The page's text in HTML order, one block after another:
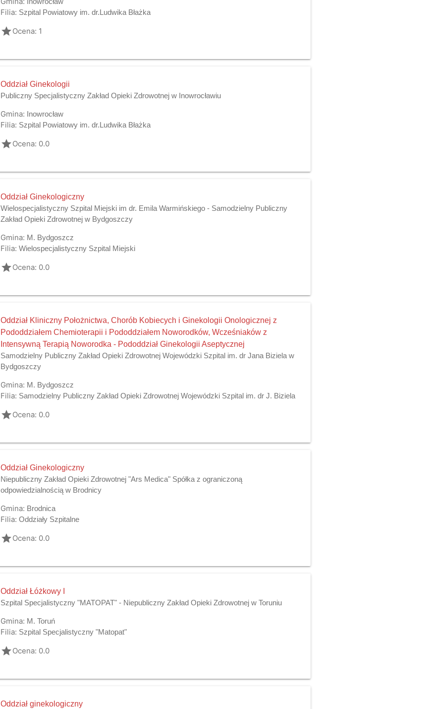
Filia: Szpital Powiatowy im. dr.Ludwika Błażka
gradeOcena: 1
Oddział Ginekologii
Publiczny Specjalistyczny Zakład Opieki Zdrowotnej w Inowrocławiu
Gmina: Inowrocław
Filia: Szpital Powiatowy im. dr.Ludwika Błażka
gradeOcena: 0.0
Oddział Ginekologiczny
Wielospecjalistyczny Szpital Miejski im dr. Emila Warmińskiego - Samodzielny Publiczny
Zakład Opieki Zdrowotnej w Bydgoszczy
Gmina: M. Bydgoszcz
Filia: Wielospecjalistyczny Szpital Miejski
gradeOcena: 0.0
Oddział Kliniczny Położnictwa, Chorób Kobiecych i Ginekologii Onologicznej z
Pododdziałem Chemioterapii i Pododdziałem Noworodków, Wcześniaków z
Intensywną Terapią Noworodka - Pododdział Ginekologii Aseptycznej
Samodzielny Publiczny Zakład Opieki Zdrowotnej Wojewódzki Szpital im. dr Jana Biziela w
Bydgoszczy
Gmina: M. Bydgoszcz
Filia: Samodzielny Publiczny Zakład Opieki Zdrowotnej Wojewódzki Szpital im. dr J. Biziela
gradeOcena: 0.0
Oddział Ginekologiczny
Niepubliczny Zakład Opieki Zdrowotnej "Ars Medica" Spółka z ograniczoną
odpowiedzialnością w Brodnicy
Gmina: Brodnica
Filia: Oddziały Szpitalne
gradeOcena: 0.0
Oddział Łóżkowy I
Szpital Specjalistyczny "MATOPAT" - Niepubliczny Zakład Opieki Zdrowotnej w Toruniu
Gmina: M. Toruń
Filia: Szpital Specjalistyczny "Matopat"
gradeOcena: 0.0
Oddział ginekologiczny